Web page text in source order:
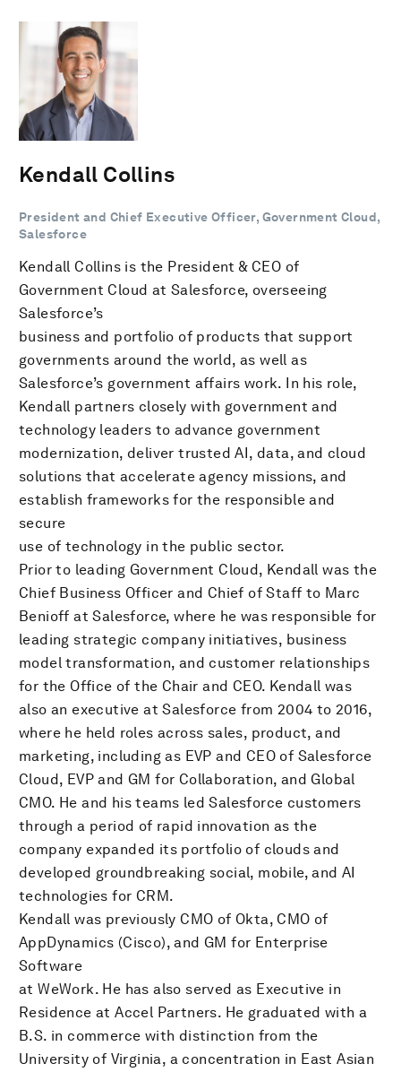
Kendall Collins
President and Chief Executive Officer, Government Cloud,
Salesforce
Kendall Collins is the President & CEO of
Government Cloud at Salesforce, overseeing
Salesforce’s
business and portfolio of products that support
governments around the world, as well as
Salesforce’s government affairs work. In his role,
Kendall partners closely with government and
technology leaders to advance government
modernization, deliver trusted AI, data, and cloud
solutions that accelerate agency missions, and
establish frameworks for the responsible and
secure
use of technology in the public sector.
Prior to leading Government Cloud, Kendall was the
Chief Business Officer and Chief of Staff to Marc
Benioff at Salesforce, where he was responsible for
leading strategic company initiatives, business
model transformation, and customer relationships
for the Office of the Chair and CEO. Kendall was
also an executive at Salesforce from 2004 to 2016,
where he held roles across sales, product, and
marketing, including as EVP and CEO of Salesforce
Cloud, EVP and GM for Collaboration, and Global
CMO. He and his teams led Salesforce customers
through a period of rapid innovation as the
company expanded its portfolio of clouds and
developed groundbreaking social, mobile, and AI
technologies for CRM.
Kendall was previously CMO of Okta, CMO of
AppDynamics (Cisco), and GM for Enterprise
Software
at WeWork. He has also served as Executive in
Residence at Accel Partners. He graduated with a
B.S. in commerce with distinction from the
University of Virginia, a concentration in East Asian